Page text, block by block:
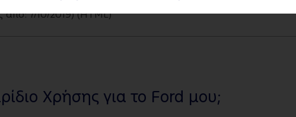
από: 7/10/2019) (HTML)
Χρήσης για το Ford μου;